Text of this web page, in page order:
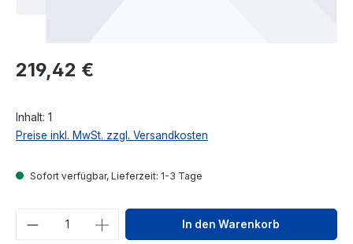
Regulärer Preis:
219,42 €
Inhalt: 1
Preise inkl. MwSt. zzgl. Versandkosten
Sofort verfügbar, Lieferzeit: 1-3 Tage
Produkt Anzahl: Gib denIn den Warenkorb